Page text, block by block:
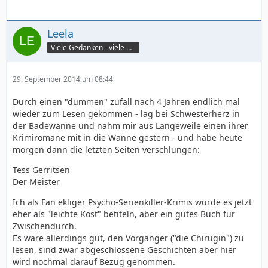
Leela
Viele Gedanken - viele Worte
29. September 2014 um 08:44
Durch einen "dummen" zufall nach 4 Jahren endlich mal
wieder zum Lesen gekommen - lag bei Schwesterherz in
der Badewanne und nahm mir aus Langeweile einen ihrer
Krimiromane mit in die Wanne gestern - und habe heute
morgen dann die letzten Seiten verschlungen:
Tess Gerritsen
Der Meister
Ich als Fan ekliger Psycho-Serienkiller-Krimis würde es jetzt
eher als "leichte Kost" betiteln, aber ein gutes Buch für
Zwischendurch.
Es wäre allerdings gut, den Vorgänger ("die Chirugin") zu
lesen, sind zwar abgeschlossene Geschichten aber hier
wird nochmal darauf Bezug genommen.